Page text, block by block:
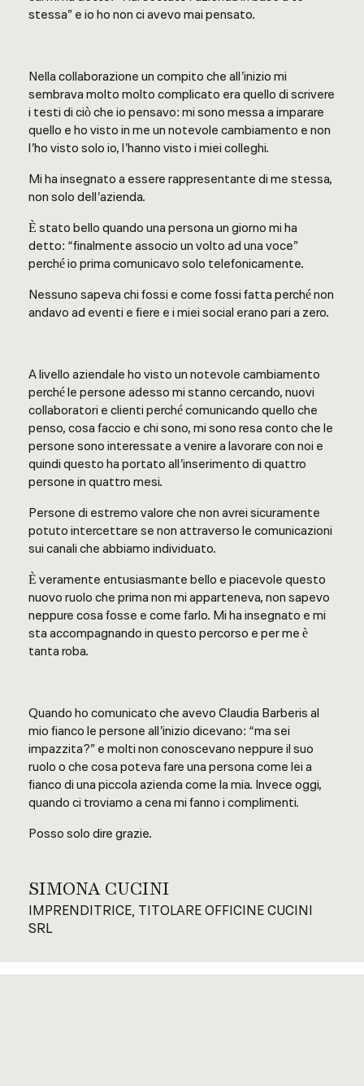
stessa” e io ho non ci avevo mai pensato.
Nella collaborazione un compito che all’inizio mi
sembrava molto molto complicato era quello di scrivere
i testi di ciò che io pensavo: mi sono messa a imparare
quello e ho visto in me un notevole cambiamento e non
l’ho visto solo io, l’hanno visto i miei colleghi.
Mi ha insegnato a essere rappresentante di me stessa,
non solo dell’azienda.
È stato bello quando una persona un giorno mi ha
detto: “finalmente associo un volto ad una voce”
perché io prima comunicavo solo telefonicamente.
Nessuno sapeva chi fossi e come fossi fatta perché non
andavo ad eventi e fiere e i miei social erano pari a zero.
A livello aziendale ho visto un notevole cambiamento
perché le persone adesso mi stanno cercando, nuovi
collaboratori e clienti perché comunicando quello che
penso, cosa faccio e chi sono, mi sono resa conto che le
persone sono interessate a venire a lavorare con noi e
quindi questo ha portato all’inserimento di quattro
persone in quattro mesi.
Persone di estremo valore che non avrei sicuramente
potuto intercettare se non attraverso le comunicazioni
sui canali che abbiamo individuato.
È veramente entusiasmante bello e piacevole questo
nuovo ruolo che prima non mi apparteneva, non sapevo
neppure cosa fosse e come farlo. Mi ha insegnato e mi
sta accompagnando in questo percorso e per me è
tanta roba.
Quando ho comunicato che avevo Claudia Barberis al
mio fianco le persone all’inizio dicevano: “ma sei
impazzita?” e molti non conoscevano neppure il suo
ruolo o che cosa poteva fare una persona come lei a
fianco di una piccola azienda come la mia. Invece oggi,
quando ci troviamo a cena mi fanno i complimenti.
Posso solo dire grazie.
SIMONA CUCINI
IMPRENDITRICE, TITOLARE OFFICINE CUCINI
SRL